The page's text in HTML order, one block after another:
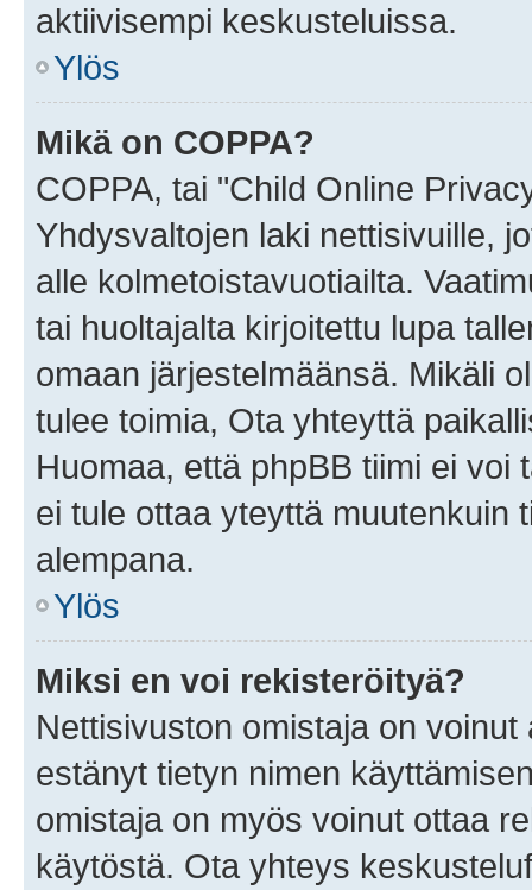
aktiivisempi keskusteluissa.
Ylös
Mikä on COPPA?
COPPA, tai "Child Online
Yhdysvaltojen laki nettisivuille,
alle kolmetoistavuotiailta.
tai huoltajalta kirjoitettu lupa
omaan järjestelmäänsä. Mikäli
tulee toimia, Ota yhteyttä
Huomaa, että phpBB tiimi ei
ei tule ottaa yteyttä muutenkuin
alempana.
Ylös
Miksi en voi rekisteröityä?
Nettisivuston omistaja on
estänyt tietyn nimen
omistaja on myös voinut ottaa
käytöstä. Ota yhteys